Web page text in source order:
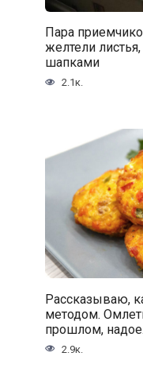
Пара
желтели
шапками
2.1к.
Рассказываю,
методом.
прошлом,
2.9к.